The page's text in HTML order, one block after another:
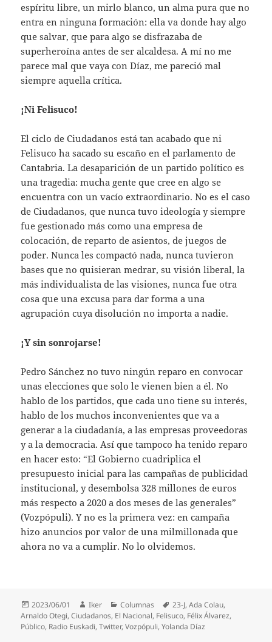
espíritu libre, un mirlo blanco, un alma pura que no
entra en ninguna formación: ella va donde hay algo
que salvar, que para algo se disfrazaba de
superheroína antes de ser alcaldesa. A mí no me
parece mal que vaya con Díaz, me pareció mal
siempre aquella crítica.
¡Ni Felisuco!
El ciclo de Ciudadanos está tan acabado que ni
Felisuco ha sacado su escaño en el parlamento de
Cantabria. La desaparición de un partido político es
una tragedia: mucha gente que cree en algo se
encuentra con un vacío extraordinario. No es el caso
de Ciudadanos, que nunca tuvo ideología y siempre
fue gestionado más como una empresa de
colocación, de reparto de asientos, de juegos de
poder. Nunca les compactó nada, nunca tuvieron
bases que no quisieran medrar, su visión liberal, la
más individualista de las visiones, nunca fue otra
cosa que una excusa para dar forma a una
agrupación cuya disolución no importa a nadie.
¡Y sin sonrojarse!
Pedro Sánchez no tuvo ningún reparo en convocar
unas elecciones que solo le vienen bien a él. No
hablo de los partidos, que cada uno tiene su interés,
hablo de los muchos inconvenientes que va a
generar a la ciudadanía, a las empresas proveedoras
y a la democracia. Así que tampoco ha tenido reparo
en hacer esto: “El Gobierno cuadriplica el
presupuesto inicial para las campañas de publicidad
institucional, y desembolsa 328 millones de euros
más respecto a 2020 a dos meses de las generales”
(Vozpópuli). Y no es la primera vez: en campaña
hizo anuncios por valor de una milmillonada que
ahora no va a cumplir. No lo olvidemos.
Publicado
el
2023/06/01 Autor
Iker Categorías
Columnas Etiquetas
23-J,Ada Colau,
Arnaldo Otegi,Ciudadanos, El Nacional, Felisuco, Félix Álvarez,
Público, Radio Euskadi,Twitter,Vozpópuli,Yolanda Díaz